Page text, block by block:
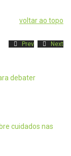
voltar ao topo
Prev Next